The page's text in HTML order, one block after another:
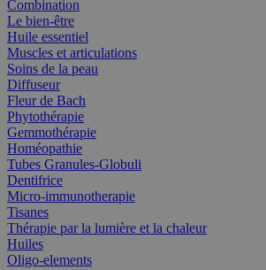
Combination
Le bien-être
Huile essentiel
Muscles et articulations
Soins de la peau
Diffuseur
Fleur de Bach
Phytothérapie
Gemmothérapie
Homéopathie
Tubes Granules-Globuli
Dentifrice
Micro-immunotherapie
Tisanes
Thérapie par la lumière et la chaleur
Huiles
Oligo-elements